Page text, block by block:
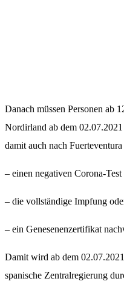
Danach müssen Personen ab
Nordirland ab dem
damit auch nach
– einen negativen Corona-
– die vollständige Impfung
– ein Genesenenzertifikat
Damit wird ab dem
spanische Zentralregierung